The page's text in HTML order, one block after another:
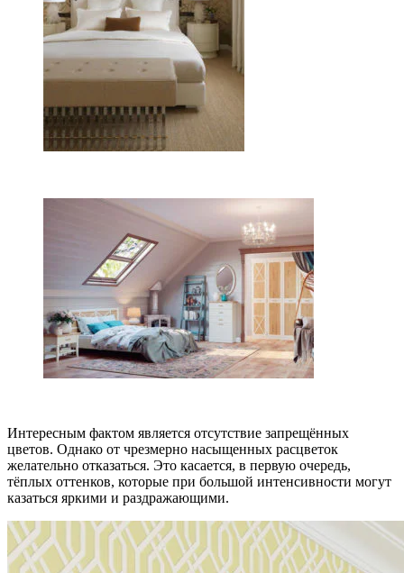
Интересным фактом является отсутствие запрещённых
цветов. Однако от чрезмерно насыщенных расцветок
желательно отказаться. Это касается, в первую очередь,
тёплых оттенков, которые при большой интенсивности могут
казаться яркими и раздражающими.